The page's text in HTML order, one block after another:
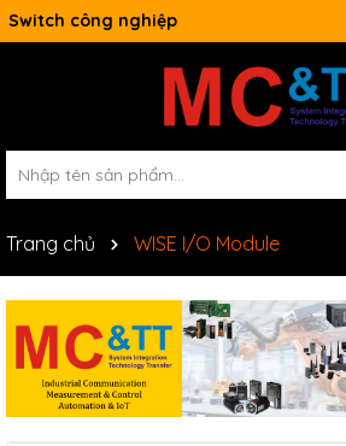
Switch công nghiệp
Trang chủ WISE I/O Module